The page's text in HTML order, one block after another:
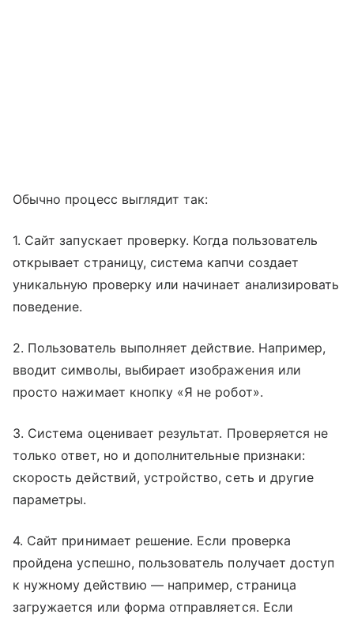
Обычно процесс выглядит так:
1. Сайт запускает проверку. Когда пользователь
открывает страницу, система капчи создает
уникальную проверку или начинает анализировать
поведение.
2. Пользователь выполняет действие. Например,
вводит символы, выбирает изображения или
просто нажимает кнопку «Я не робот».
3. Система оценивает результат. Проверяется не
только ответ, но и дополнительные признаки:
скорость действий, устройство, сеть и другие
параметры.
4. Сайт принимает решение. Если проверка
пройдена успешно, пользователь получает доступ
к нужному действию — например, страница
загружается или форма отправляется. Если